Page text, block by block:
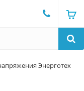
Энерготех